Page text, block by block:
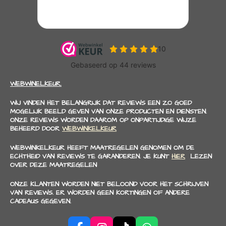
WEBWINELKEUR.
WIJ VINDEN HET BELANGRIJK DAT REVIEWS EEN ZO GOED
MOGELIJK BEELD GEVEN VAN ONZE PRODUCTEN EN DIENSTEN.
ONZE REVIEWS WORDEN DAAROM OP ONPARTIJDIGE WIJZE
BEHEERD DOOR WEBWINKELKEUR
WEBWINKELKEUR HEEFT MAATREGELEN GENOMEN OM DE
ECHTHEID VAN REVIEWS TE GARANDEREN. JE KUNT HIER LEZEN
OVER DEZE MAATREGELEN
ONZE KLANTEN WORDEN NIET BELOOND VOOR HET SCHRIJVEN
VAN REVIEWS. ER WORDEN GEEN KORTINGEN OF ANDERE
CADEAUS GEGEVEN.